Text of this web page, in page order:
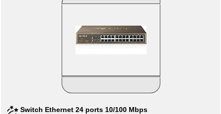
Switch Ethernet 24 ports 10/100 Mbps